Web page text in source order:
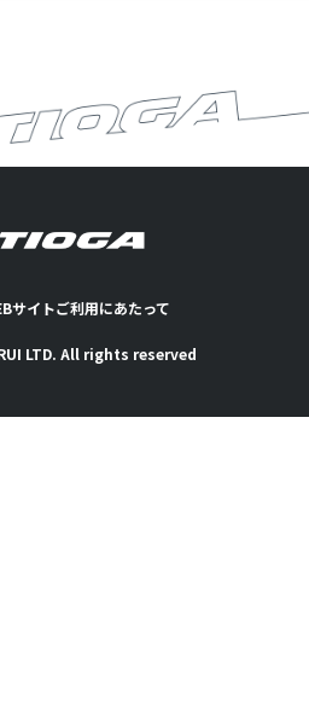
サイトご利用にあたって
LTD. All rights reserved